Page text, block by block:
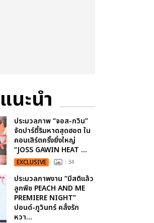
แนะนำ
ประมวลภาพ “จอส-กวิน”
จัดปาร์ตี้ริมหาดสุดฮอต ใน
คอนเสิร์ตครั้งยิ่งใหญ่
“JOSS GAWIN HEAT ...
EXCLUSIVE : 34
ประมวลภาพงาน “มีสติแล้ว
ลูกพีช PEACH AND ME
PREMIERE NIGHT”
ปอนด์-ภูวินทร์ คลั่งรัก
หวา...